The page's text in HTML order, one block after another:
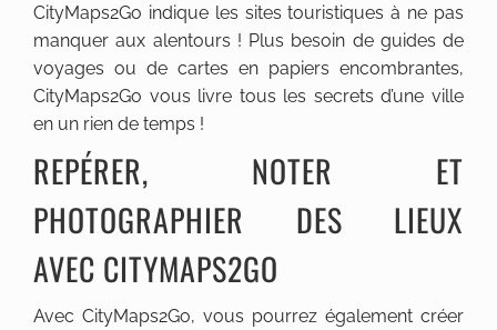
CityMaps2Go indique les sites touristiques à ne pas
manquer aux alentours ! Plus besoin de guides de
voyages ou de cartes en papiers encombrantes,
CityMaps2Go vous livre tous les secrets d’une ville
en un rien de temps !
REPÉRER, NOTER ET
PHOTOGRAPHIER DES LIEUX
AVEC CITYMAPS2GO
Avec CityMaps2Go, vous pourrez également créer